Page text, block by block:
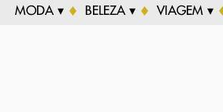
MODA ▾ BELEZA ▾ VIAGEM ▾